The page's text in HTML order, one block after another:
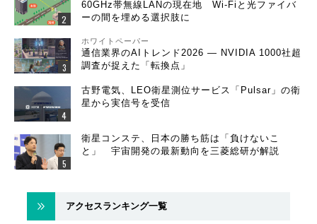
60GHz帯無線LANの現在地 Wi-Fiと光ファイバ
ーの間を埋める選択肢に
ホワイトペーパー
通信業界のAIトレンド2026 ― NVIDIA 1000社超
調査が捉えた「転換点」
古野電気、LEO衛星測位サービス「Pulsar」の衛
星から実信号を受信
衛星コンステ、日本の勝ち筋は「負けないこ
と」 宇宙開発の最新動向を三菱総研が解説
アクセスランキング一覧